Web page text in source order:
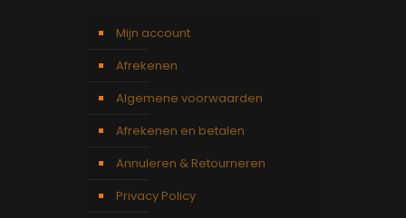
Mijn account
Afrekenen
Algemene voorwaarden
Afrekenen en betalen
Annuleren & Retourneren
Privacy Policy